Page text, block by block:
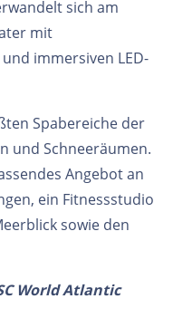
sich am
mit
immersiven LED-
Spabereiche der
und Schneeräumen.
Angebot an
ein Fitnessstudio
sowie den
World Atlantic